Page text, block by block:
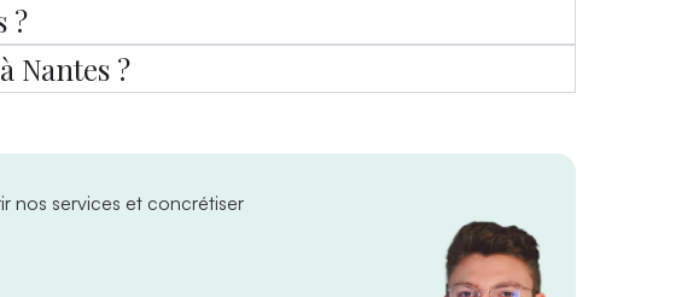
?
Nantes ?
nos services et concrétiser